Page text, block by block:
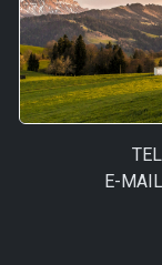
E-